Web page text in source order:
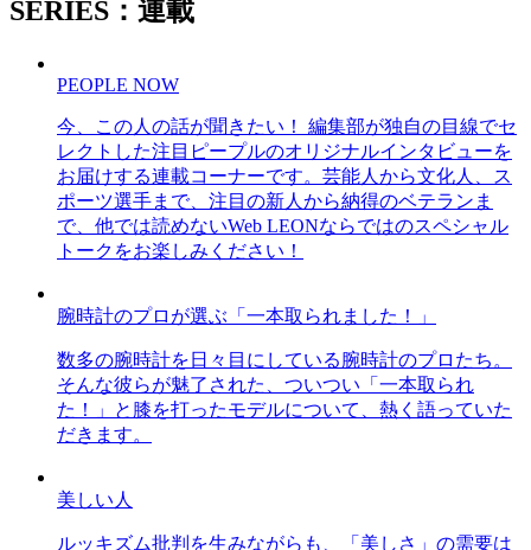
SERIES：連載
PEOPLE NOW
今、この人の話が聞きたい！ 編集部が独自の目線でセ
レクトした注目ピープルのオリジナルインタビューを
お届けする連載コーナーです。芸能人から文化人、ス
ポーツ選手まで、注目の新人から納得のベテランま
で、他では読めないWeb LEONならではのスペシャル
トークをお楽しみください！
腕時計のプロが選ぶ「一本取られました！」
数多の腕時計を日々目にしている腕時計のプロたち。
そんな彼らが魅了された、ついつい「一本取られ
た！」と膝を打ったモデルについて、熱く語っていた
だきます。
美しい人
ルッキズム批判を生みながらも、「美しさ」の需要は